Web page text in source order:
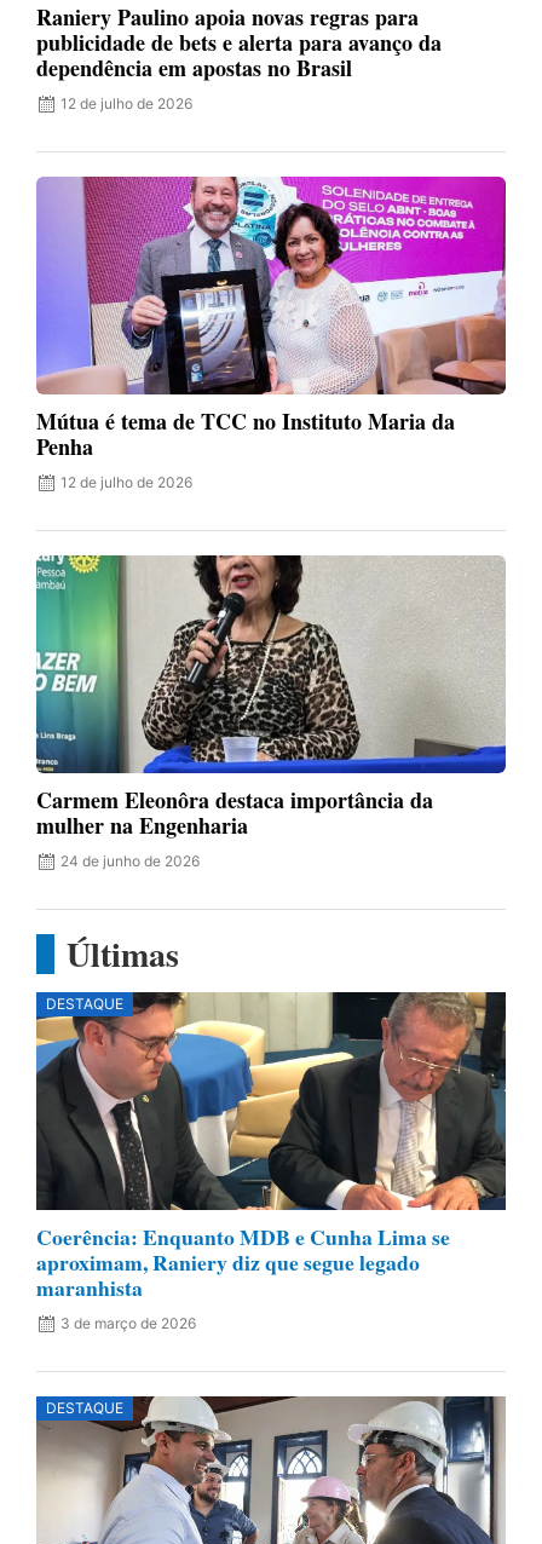
Raniery Paulino apoia novas regras para
publicidade de bets e alerta para avanço da
dependência em apostas no Brasil
12 de julho de 2026
Mútua é tema de TCC no Instituto Maria da
Penha
12 de julho de 2026
Carmem Eleonôra destaca importância da
mulher na Engenharia
24 de junho de 2026
Últimas
DESTAQUE
Coerência: Enquanto MDB e Cunha Lima se
aproximam, Raniery diz que segue legado
maranhista
3 de março de 2026
DESTAQUE